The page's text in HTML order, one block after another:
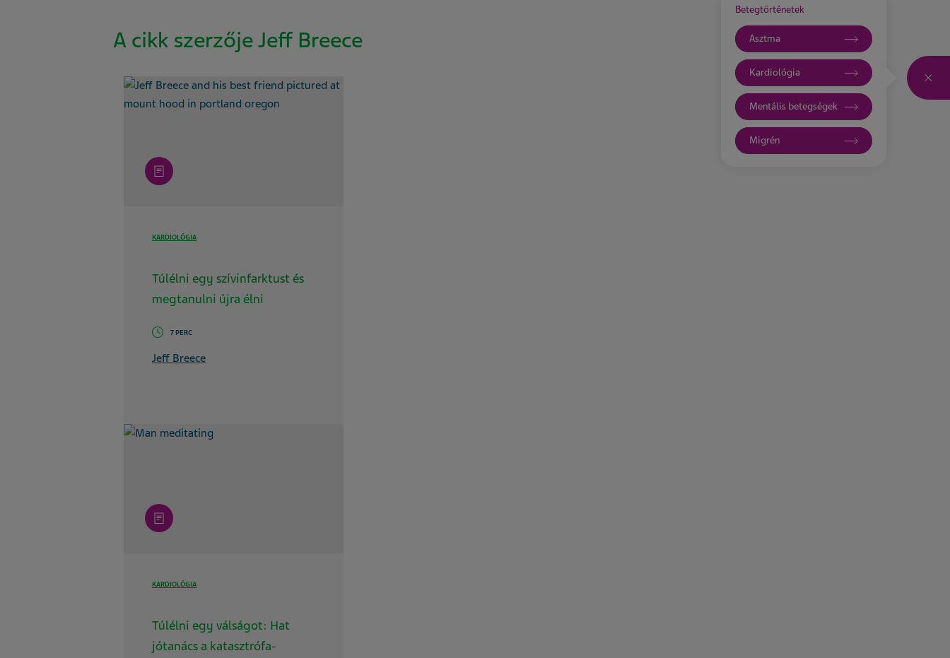
A cikk szerzője Jeff Breece
article
KARDIOLÓGIA
Túlélni egy szívinfarktust és
megtanulni újra élni
7 PERC
Jeff Breece
article
KARDIOLÓGIA
Túlélni egy válságot: Hat
jótanács a katasztrófa-
Betegtörténetek
Asztma
Kardiológia
Mentális betegségek
Migrén